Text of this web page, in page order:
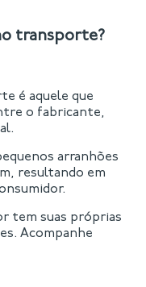
transporte?
é aquele que
o fabricante,
arranhões
resultando em
tem suas próprias
Acompanhe